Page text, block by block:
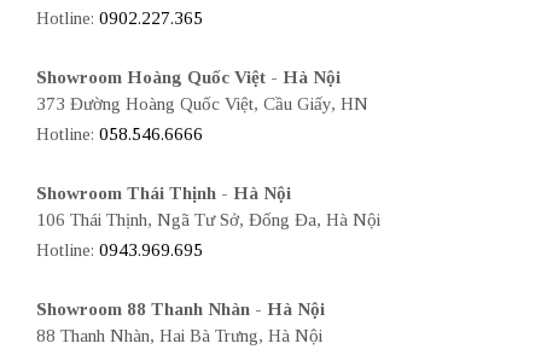
Hotline: 0902.227.365
Showroom Hoàng Quốc Việt - Hà Nội
373 Đường Hoàng Quốc Việt, Cầu Giấy, HN
Hotline: 058.546.6666
Showroom Thái Thịnh - Hà Nội
106 Thái Thịnh, Ngã Tư Sở, Đống Đa, Hà Nội
Hotline: 0943.969.695
Showroom 88 Thanh Nhàn - Hà Nội
88 Thanh Nhàn, Hai Bà Trưng, Hà Nội